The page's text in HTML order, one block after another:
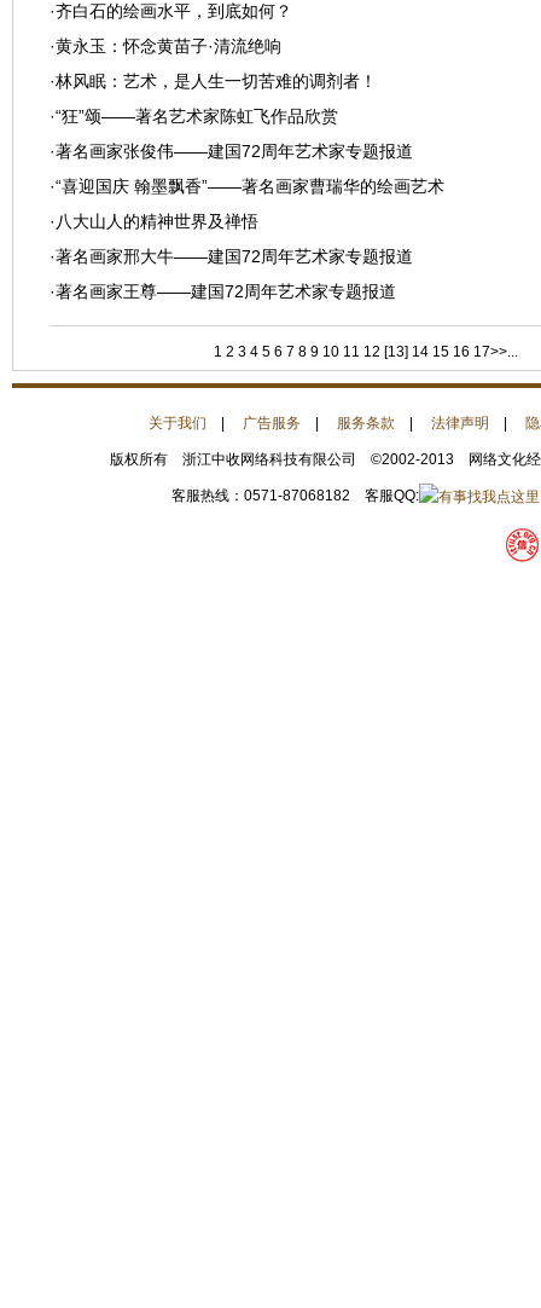
·齐白石的绘画水平，到底如何？
·黄永玉：怀念黄苗子·清流绝响
·林风眠：艺术，是人生一切苦难的调剂者！
·“狂”颂——著名艺术家陈虹飞作品欣赏
·著名画家张俊伟——建国72周年艺术家专题报道
·“喜迎国庆 翰墨飘香”——著名画家曹瑞华的绘画艺术
· 八大山人的精神世界及禅悟
·著名画家邢大牛——建国72周年艺术家专题报道
·著名画家王尊——建国72周年艺术家专题报道
1 2 3 4 5 6 7 8 9 10 11 12 [13] 14 15 16 17>>...
关于我们 广告服务 服务条款 法律声明
版权所有 浙江中收网络科技有限公司 ©2002-2013 网络文化经
客服热线：0571-87068182 客服QQ: